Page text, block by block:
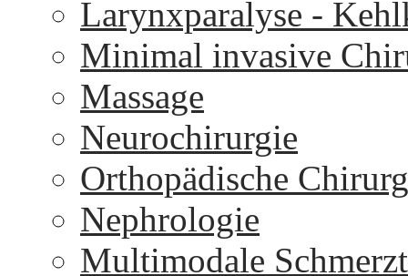
Larynxparalyse -
Minimal invasive
Massage
Neurochirurgie
Orthopädische
Nephrologie
Multimodale